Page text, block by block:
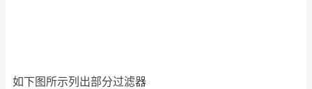
如下图所示列出部分过滤器